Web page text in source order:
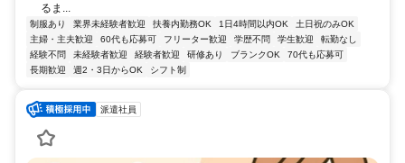
るま...
制服あり 業界未経験者歓迎 扶養内勤務OK 1日4時間以内OK
土日祝のみOK
主婦・主夫歓迎
60代も応募可 フリーター歓迎 学歴不問 学生歓迎
転勤なし
経験不問
未経験者歓迎 経験者歓迎 研修あり ブランクOK
70代も応募可
長期歓迎
週2・3日からOK シフト制
派遣社員